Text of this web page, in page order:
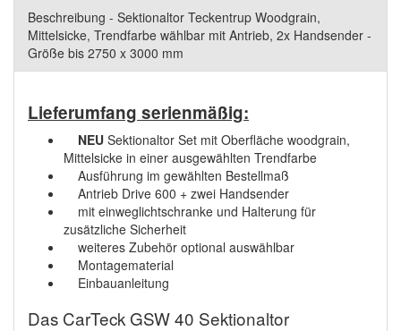
Beschreibung - Sektionaltor Teckentrup Woodgrain,
Mittelsicke, Trendfarbe wählbar mit Antrieb, 2x Handsender -
Größe bis 2750 x 3000 mm
Lieferumfang serienmäßig:
NEU Sektionaltor Set mit Oberfläche woodgrain,
Mittelsicke in einer ausgewählten Trendfarbe
Ausführung im gewählten Bestellmaß
Antrieb Drive 600 + zwei Handsender
mit einweglichtschranke und Halterung für
zusätzliche Sicherheit
weiteres Zubehör optional auswählbar
Montagematerial
Einbauanleitung
Das CarTeck GSW 40 Sektionaltor